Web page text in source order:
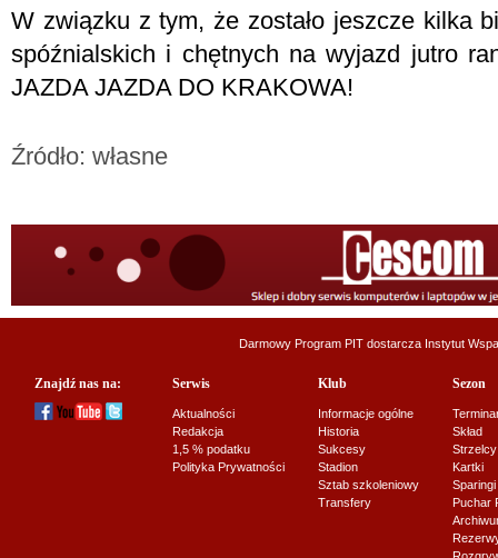
W związku z tym, że zostało jeszcze kilka
spóźnialskich i chętnych na wyjazd jutro
JAZDA JAZDA DO KRAKOWA!
Źródło: własne
Darmowy Program PIT dostarcza Instytut
Znajdź nas na: Serwis
Aktualności
Redakcja
1,5 % podatku
Polityka Prywatności
Klub
Informacje ogólne
Historia
Sukcesy
Stadion
Sztab szkoleniowy
Transfery
Sezon
Skład
Strzelcy
Kartki
Sparingi
Puchar